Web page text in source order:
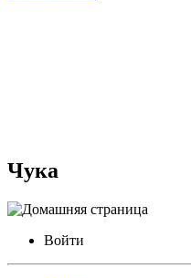
Чука
Войти